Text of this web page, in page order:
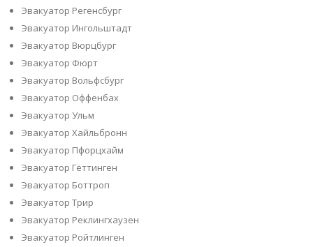
Эвакуатор Регенсбург
Эвакуатор Ингольштадт
Эвакуатор Вюрцбург
Эвакуатор Фюрт
Эвакуатор Вольфсбург
Эвакуатор Оффенбах
Эвакуатор Ульм
Эвакуатор Хайльбронн
Эвакуатор Пфорцхайм
Эвакуатор Гёттинген
Эвакуатор Боттроп
Эвакуатор Трир
Эвакуатор Реклингхаузен
Эвакуатор Ройтлинген